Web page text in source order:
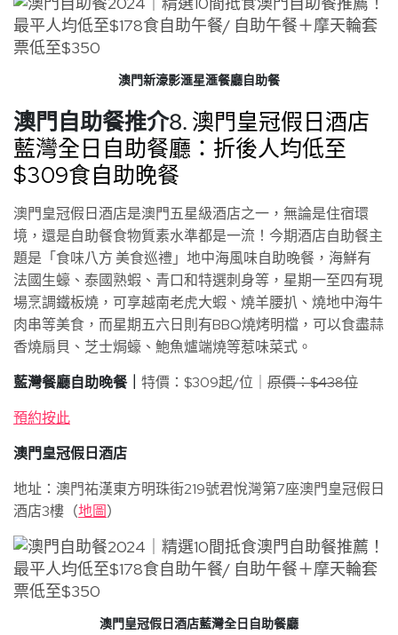
澳門新濠影滙星滙餐廳自助餐
澳門自助餐推介8. 澳門皇冠假日酒店
藍灣全日自助餐廳：折後人均低至
$309食自助晚餐
澳門皇冠假日酒店是澳門五星級酒店之一，無論是住宿環
境，還是自助餐食物質素水準都是一流！今期酒店自助餐主
題是「食味八方 美食巡禮」地中海風味自助晚餐，海鮮有
法國生蠔、泰國熟蝦、青口和特選刺身等，星期一至四有現
場烹調鐵板燒，可享越南老虎大蝦、燒羊腰扒、燒地中海牛
肉串等美食，而星期五六日則有BBQ燒烤明檔，可以食盡蒜
香燒扇貝、芝士焗蠔、鮑魚爐端燒等惹味菜式。
藍灣餐廳自助晚餐｜ 特價：$309起/位｜ 原價：$438位
預約按此
澳門皇冠假日酒店
地址：澳門祐漢東方明珠街219號君悅灣第7座澳門皇冠假日
酒店3樓（地圖）
澳門皇冠假日酒店藍灣全日自助餐廳